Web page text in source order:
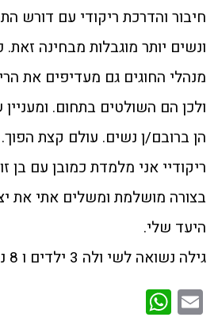
חיבור והדרכת ריקודי עם דורש
ונשים יותר מוגבלות מבחינה
מנהלי החוגים גם מעדיפים את
ולכן הם השולטים בתחום.
הן ברובם/ן נשים. עולם קצת
ריקודיי אני מלמדת כמובן עם בן
בצורה מושלמת ומשלים אתי את
היעד שלי.
גילה נשואה לשי ולה 3 ילדים ו 8 נכדים.
Email